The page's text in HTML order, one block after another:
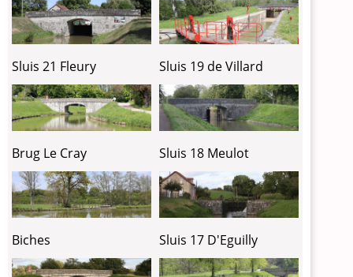
Sluis 21 Fleury Sluis 19 de Villard
Brug Le Cray Sluis 18 Meulot
Biches Sluis 17 D'Eguilly